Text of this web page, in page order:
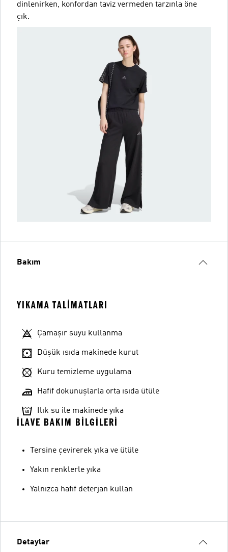
dinlenirken, konfordan taviz vermeden tarzınla öne
çık.
Bakım
YIKAMA TALIMATLARI
Çamaşır suyu kullanma
Düşük ısıda makinede kurut
Kuru temizleme uygulama
Hafif dokunuşlarla orta ısıda ütüle
Ilık su ile makinede yıka
İLAVE BAKIM BILGILERI
Tersine çevirerek yıka ve ütüle
Yakın renklerle yıka
Yalnızca hafif deterjan kullan
Detaylar